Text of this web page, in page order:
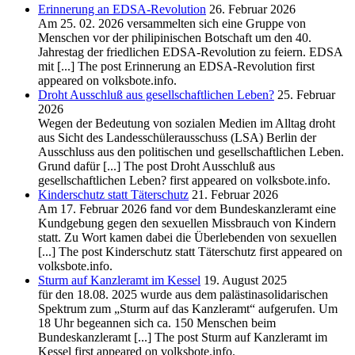
Erinnerung an EDSA-Revolution 26. Februar 2026
Am 25. 02. 2026 versammelten sich eine Gruppe von
Menschen vor der philipinischen Botschaft um den 40.
Jahrestag der friedlichen EDSA-Revolution zu feiern. EDSA
mit [...] The post Erinnerung an EDSA-Revolution first
appeared on volksbote.info.
Droht Ausschluß aus gesellschaftlichen Leben? 25. Februar
2026
Wegen der Bedeutung von sozialen Medien im Alltag droht
aus Sicht des Landesschülerausschuss (LSA) Berlin der
Ausschluss aus den politischen und gesellschaftlichen Leben.
Grund dafür [...] The post Droht Ausschluß aus
gesellschaftlichen Leben? first appeared on volksbote.info.
Kinderschutz statt Täterschutz 21. Februar 2026
Am 17. Februar 2026 fand vor dem Bundeskanzleramt eine
Kundgebung gegen den sexuellen Missbrauch von Kindern
statt. Zu Wort kamen dabei die Überlebenden von sexuellen
[...] The post Kinderschutz statt Täterschutz first appeared on
volksbote.info.
Sturm auf Kanzleramt im Kessel 19. August 2025
für den 18.08. 2025 wurde aus dem palästinasolidarischen
Spektrum zum „Sturm auf das Kanzleramt“ aufgerufen. Um
18 Uhr begeannen sich ca. 150 Menschen beim
Bundeskanzleramt [...] The post Sturm auf Kanzleramt im
Kessel first appeared on volksbote.info.